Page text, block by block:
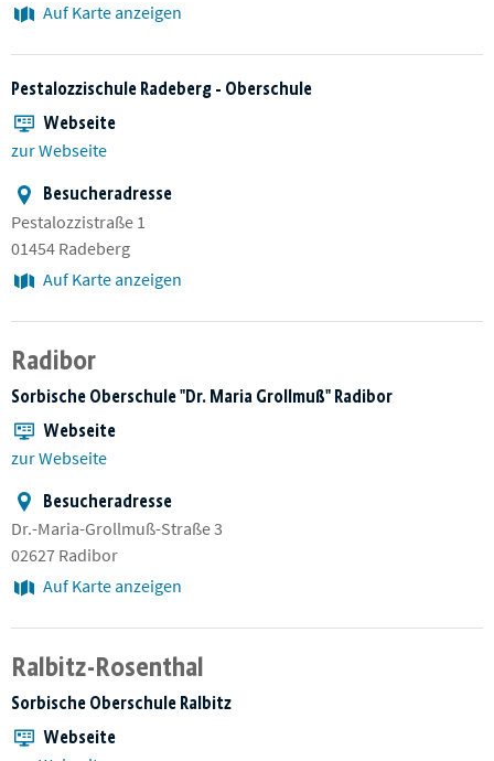
Auf Karte anzeigen
Pestalozzischule Radeberg - Oberschule
Webseite
zur Webseite
Besucheradresse
Pestalozzistraße 1
01454 Radeberg
Auf Karte anzeigen
Radibor
Sorbische Oberschule "Dr. Maria Grollmuß" Radibor
Webseite
zur Webseite
Besucheradresse
Dr.-Maria-Grollmuß-Straße 3
02627 Radibor
Auf Karte anzeigen
Ralbitz-Rosenthal
Sorbische Oberschule Ralbitz
Webseite